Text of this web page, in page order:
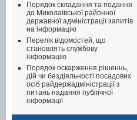
Порядок складання та подання
до Миколаївської районної
державної адміністрації запитів
на інформацію
Перелік відомостей, що
становлять службову
інформацію
Порядок оскарження рішеннь,
дій чи бездіяльності посадових
осіб райдержадміністрації з
питань надання публічної
інформації